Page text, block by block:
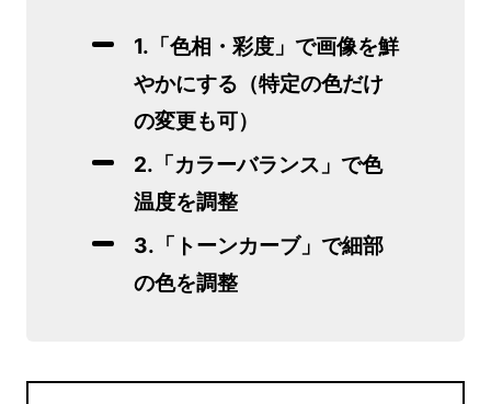
1.「色相・彩度」で画像を鮮
やかにする（特定の色だけ
の変更も可）
2.「カラーバランス」で色
温度を調整
3.「トーンカーブ」で細部
の色を調整